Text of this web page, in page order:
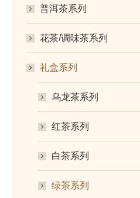
普洱茶系列
花茶/调味茶系列
礼盒系列
乌龙茶系列
红茶系列
白茶系列
绿茶系列